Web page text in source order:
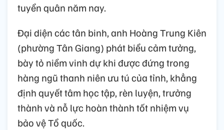
tuyển quân năm nay.
Đại diện các tân binh, anh Hoàng Trung Kiên
(phường Tân Giang) phát biểu cảm tưởng,
bày tỏ niềm vinh dự khi được đứng trong
hàng ngũ thanh niên ưu tú của tỉnh, khẳng
định quyết tâm học tập, rèn luyện, trưởng
thành và nỗ lực hoàn thành tốt nhiệm vụ
bảo vệ Tổ quốc.